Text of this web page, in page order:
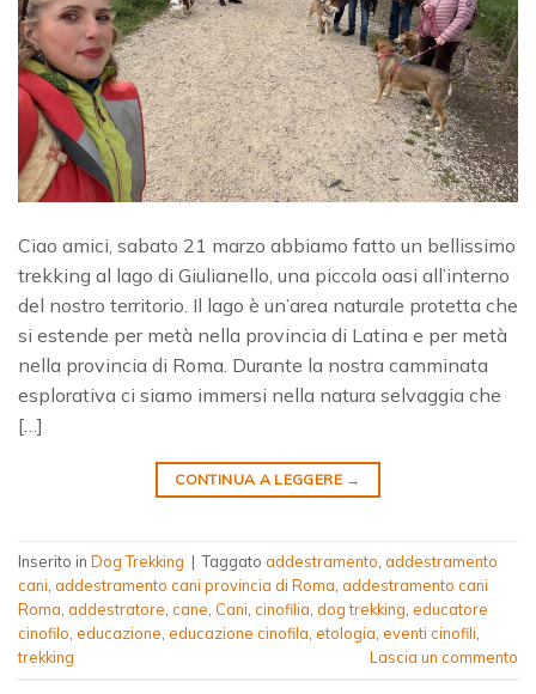
Ciao amici, sabato 21 marzo abbiamo fatto un bellissimo
trekking al lago di Giulianello, una piccola oasi all’interno
del nostro territorio. Il lago è un’area naturale protetta che
si estende per metà nella provincia di Latina e per metà
nella provincia di Roma. Durante la nostra camminata
esplorativa ci siamo immersi nella natura selvaggia che
[…]
CONTINUA A LEGGERE →
Inserito in Dog Trekking | Taggato addestramento addestramento
cani addestramento cani provincia di Roma addestramento cani
Roma addestratore cane Cani cinofilia dog trekking educatore
cinofilo educazione educazione cinofila etologia eventi cinofili
trekking
Lascia un commento